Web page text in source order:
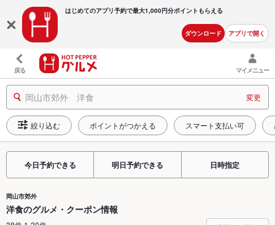
はじめてのアプリ予約で最大1,000円分ポイントもらえる
ダウンロード アプリで開く
戻る マイメニュー
岡山市郊外 洋食 変更
絞り込む ポイントがつかえる スマート支払い可
今日予約できる 明日予約できる 日時指定
岡山市郊外
洋食のグルメ・クーポン情報